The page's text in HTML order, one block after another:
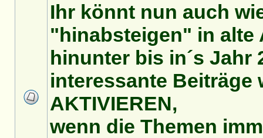
Ihr könnt nun auch
"hinabsteigen" in alte
hinunter bis in´s Jahr
interessante Beiträge
AKTIVIEREN,
wenn die Themen